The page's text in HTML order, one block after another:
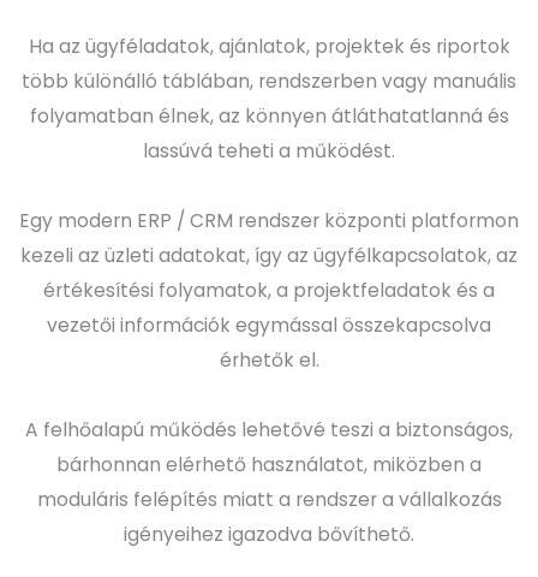
Ha az ügyféladatok, ajánlatok, projektek és riportok
több különálló táblában, rendszerben vagy manuális
folyamatban élnek, az könnyen átláthatatlanná és
lassúvá teheti a működést.
Egy modern ERP / CRM rendszer központi platformon
kezeli az üzleti adatokat, így az ügyfélkapcsolatok, az
értékesítési folyamatok, a projektfeladatok és a
vezetői információk egymással összekapcsolva
érhetők el.
A felhőalapú működés lehetővé teszi a biztonságos,
bárhonnan elérhető használatot, miközben a
moduláris felépítés miatt a rendszer a vállalkozás
igényeihez igazodva bővíthető.